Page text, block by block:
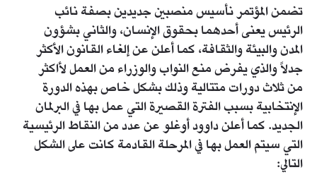
تضمن المؤتمر نأسيس منصبين جديدين بصفة نائب
الرئيس يعنى أحدهما بحقوق الإنسان، والثاني بشؤون
المدن والبيئة والثقافة، كما أعلن عن إلغاء القانون الأكثر
جدلاً والذي يفرض منع النواب والوزراء من العمل لأاكثر
من ثلاث دورات متتالية وذلك بشكل خاص بهذه الدورة
الإنتخابية بسبب الفترة القصيرة التي عمل بها في البرلمان
الجديد. كما أعلن داوود أوغلو عن عدد من النقاط الرئيسية
التي سيتم العمل بها في المرحلة القادمة كانت على الشكل
التالي: